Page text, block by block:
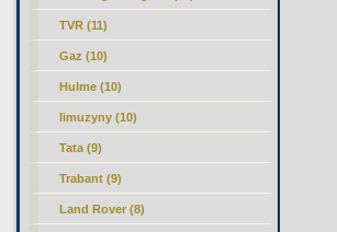
TVR (11)
Gaz (10)
Hulme (10)
limuzyny (10)
Tata (9)
Trabant (9)
Land Rover (8)